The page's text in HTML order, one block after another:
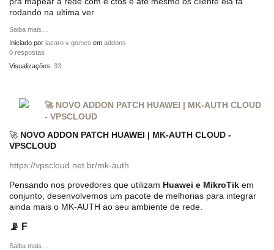
rodando na ultima ver
Saiba mais…
Iniciado por lazaro v gomes em addons
0 respostas
Visualizações: 33
🚀 NOVO ADDON PATCH HUAWEI | MK-AUTH CLOUD
- VPSCLOUD
🚀 NOVO ADDON PATCH HUAWEI | MK-AUTH CLOUD -
VPSCLOUD
https://vpscloud.net.br/mk-auth
Pensando nos provedores que utilizam Huawei e MikroTik em
conjunto, desenvolvemos um pacote de melhorias para integrar
ainda mais o MK-AUTH ao seu ambiente de rede.
📡 F
Saiba mais…